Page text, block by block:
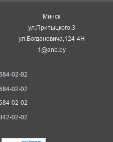
Минск
ул.Притыцкого,3
ул.Богдановича,124-4Н
1@anb.by
02-02
02-02
02-02
02-02